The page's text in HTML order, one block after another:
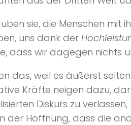
sie, die Menschen mit
uns dank der
dass wir dagegen nichts
das, weil es äußerst
Kräfte neigen dazu,
Diskurs zu
der Hoffnung, dass die